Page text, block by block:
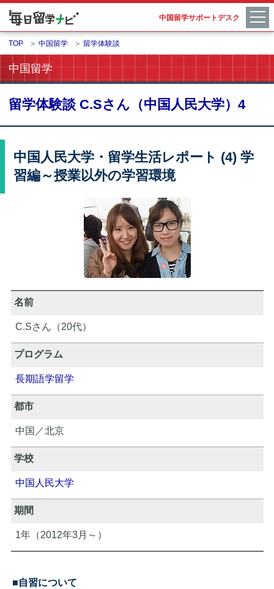
中国留学サポートデスク
TOP ＞ 中国留学 ＞ 留学体験談
中国留学
留学体験談 C.Sさん（中国人民大学）4
中国人民大学・留学生活レポート (4) 学
習編～授業以外の学習環境
名前
C.Sさん（20代）
プログラム
長期語学留学
都市
中国／北京
学校
中国人民大学
期間
1年（2012年3月～）
■自習について